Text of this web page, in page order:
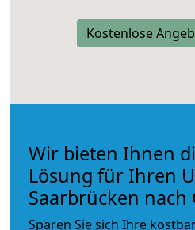
Kostenlose
Wir bieten Ihnen
Lösung für Ihren
Saarbrücken nach
Sparen Sie sich Ihre